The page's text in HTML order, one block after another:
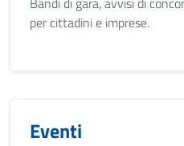
per cittadini e imprese.
Eventi